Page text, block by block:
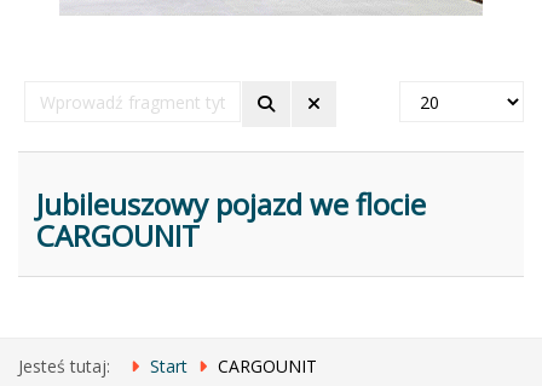
Wprowadź
fragment
Pokaż
Jubileuszowy pojazd we flocie
CARGOUNIT
Jesteś tutaj: Start CARGOUNIT